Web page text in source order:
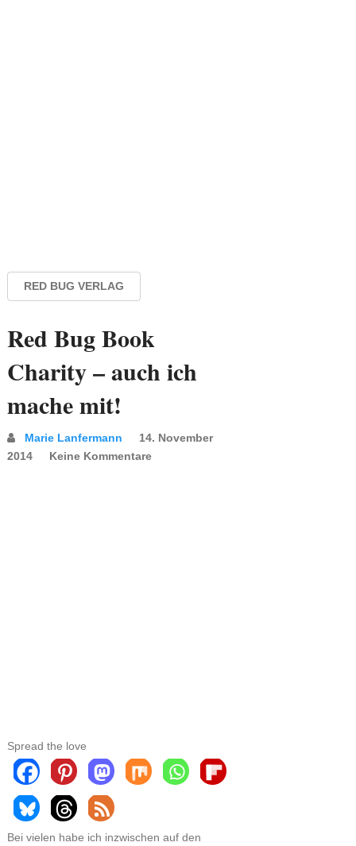
RED BUG VERLAG
Red Bug Book
Charity – auch ich
mache mit!
Marie Lanfermann
14. November
2014
Keine Kommentare
Spread the love
Bei vielen habe ich inzwischen auf den